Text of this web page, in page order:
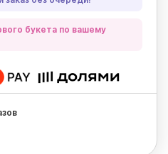
букета по вашему